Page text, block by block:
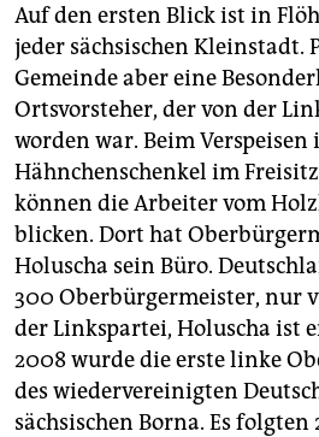
Auf den ersten Blick ist in
jeder sächsischen Kleinstadt.
Gemeinde aber eine
Ortsvorsteher, der von der
worden war. Beim Verspeisen
Hähnchenschenkel im
können die Arbeiter vom
blicken. Dort hat
Holuscha sein Büro.
300 Oberbürgermeister, nur
der Linkspartei, Holuscha ist
2008 wurde die erste linke
des wiedervereinigten
sächsischen Borna. Es folgten